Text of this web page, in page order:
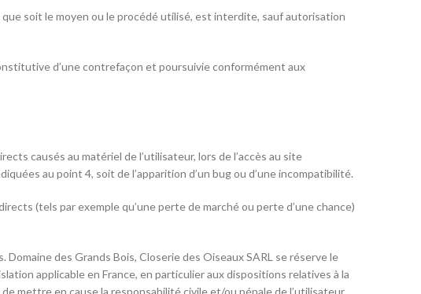
soit le moyen ou le procédé utilisé, est interdite, sauf autorisation
d’une contrefaçon et poursuivie conformément aux
causés au matériel de l’utilisateur, lors de l’accès au site
au point 4, soit de l’apparition d’un bug ou d’une incompatibilité.
(tels par exemple qu’une perte de marché ou perte d’une chance)
des Grands Bois, Closerie des Oiseaux SARL se réserve le
applicable en France, en particulier aux dispositions relatives à la
mettre en cause la responsabilité civile et/ou pénale de l’utilisateur,